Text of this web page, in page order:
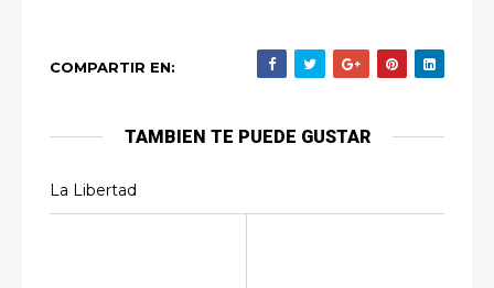
COMPARTIR EN:
TAMBIEN TE PUEDE GUSTAR
La Libertad